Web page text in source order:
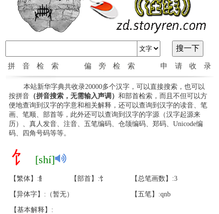
拼音检索 偏旁检索 申请收录
本站新华字典共收录20000多个汉字，可以直接搜索，也可以
按拼音（拼音搜索，无需输入声调） 和部首检索，而且不但可以方
便地查询到汉字的字意和相关解释，还可以查询到汉字的读音、笔
画、笔顺、部首等，此外还可以查询到汉字的字源（汉字起源来
历）、真人发音、注音、五笔编码、仓颉编码、郑码、Unicode编
码、四角号码等等。
饣 [shí]
【繁体】:飠 【部首】:饣 【总笔画数】:3
【异体字】:（暂无） 【五笔】:qnb
【基本解释】: